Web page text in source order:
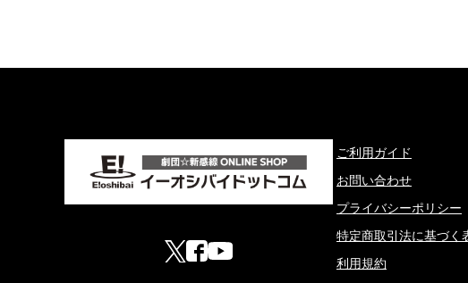
ご利用ガイド
お問い合わせ
プライバシーポリシー
特定商取引法に基づく
利用規約